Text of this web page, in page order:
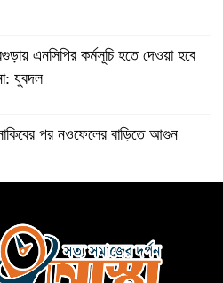
এনসিপির কর্মসূচি হতে দেওয়া হবে
যুবদল
পর নওফেলের বাড়িতে আগুন